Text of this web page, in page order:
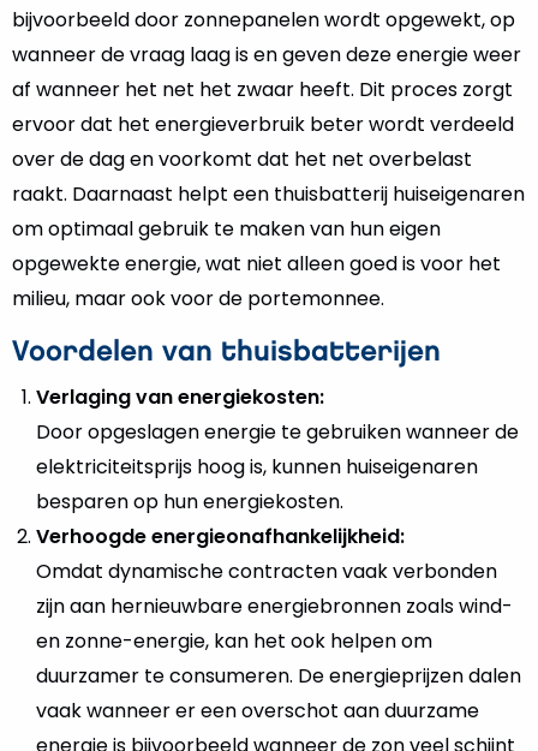
bijvoorbeeld door zonnepanelen wordt opgewekt, op
wanneer de vraag laag is en geven deze energie weer
af wanneer het net het zwaar heeft. Dit proces zorgt
ervoor dat het energieverbruik beter wordt verdeeld
over de dag en voorkomt dat het net overbelast
raakt. Daarnaast helpt een thuisbatterij huiseigenaren
om optimaal gebruik te maken van hun eigen
opgewekte energie, wat niet alleen goed is voor het
milieu, maar ook voor de portemonnee.
Voordelen van thuisbatterijen
Verlaging van energiekosten:
Door opgeslagen energie te gebruiken wanneer de
elektriciteitsprijs hoog is, kunnen huiseigenaren
besparen op hun energiekosten.
Verhoogde energieonafhankelijkheid:
Omdat dynamische contracten vaak verbonden
zijn aan hernieuwbare energiebronnen zoals wind-
en zonne-energie, kan het ook helpen om
duurzamer te consumeren. De energieprijzen dalen
vaak wanneer er een overschot aan duurzame